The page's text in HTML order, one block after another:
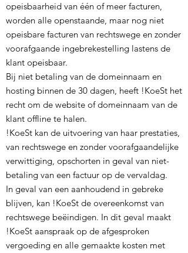
opeisbaarheid van één of meer facturen,
worden alle openstaande, maar nog niet
opeisbare facturen van rechtswege en zonder
voorafgaande ingebrekestelling lastens de
klant opeisbaar.
Bij niet betaling van de domeinnaam en
hosting binnen de 30 dagen, heeft !KoeSt het
recht om de website of domeinnaam van de
klant offline te halen.
!KoeSt kan de uitvoering van haar prestaties,
van rechtswege en zonder voorafgaandelijke
verwittiging, opschorten in geval van niet-
betaling van een factuur op de vervaldag.
In geval van een aanhoudend in gebreke
blijven, kan !KoeSt de overeenkomst van
rechtswege beëindigen. In dit geval maakt
!KoeSt aanspraak op de afgesproken
vergoeding en alle gemaakte kosten met